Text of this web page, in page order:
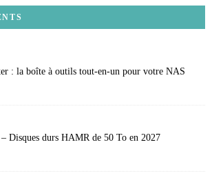
: la boîte à outils tout-en-un pour votre NAS
– Disques durs HAMR de 50 To en 2027